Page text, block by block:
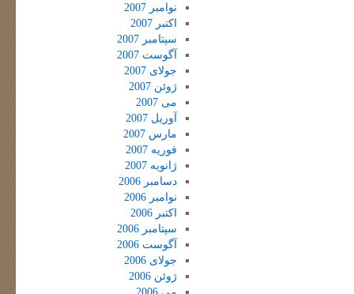
نوامبر 2007
اکتبر 2007
سپتامبر 2007
آگوست 2007
جولای 2007
ژوئن 2007
می 2007
آوریل 2007
مارس 2007
فوریه 2007
ژانویه 2007
دسامبر 2006
نوامبر 2006
اکتبر 2006
سپتامبر 2006
آگوست 2006
جولای 2006
ژوئن 2006